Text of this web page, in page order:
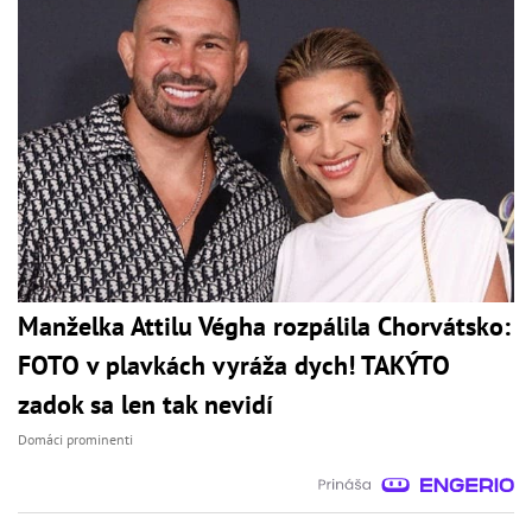
Manželka Attilu Végha rozpálila Chorvátsko:
FOTO v plavkách vyráža dych! TAKÝTO
zadok sa len tak nevidí
Domáci prominenti